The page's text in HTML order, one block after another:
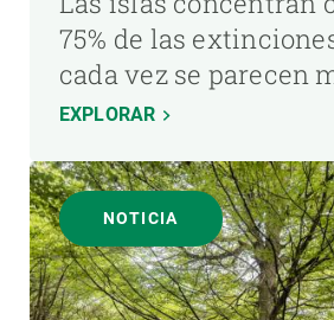
75% de las
cada vez se parecen
EXPLORAR
NOTICIA